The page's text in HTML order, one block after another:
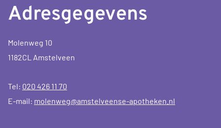
Adresgegevens
Molenweg 10
1182CL Amstelveen
Tel: 020 426 11 70
E-mail: molenweg@amstelveense-apotheken.nl